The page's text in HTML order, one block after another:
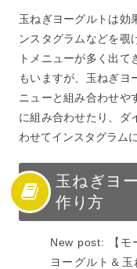
10
あなたも明日か
てみませんか？
玉ねぎヨーグルトは効
ンスタグラムなどを覗
トメニューが多く出て
もいますが、玉ねぎヨ
ニューと組み合わせや
に組み合わせたり、ダ
わせてインスタグラム
玉ねぎヨ
作り方
New post: 【モ
ヨーグルト＆